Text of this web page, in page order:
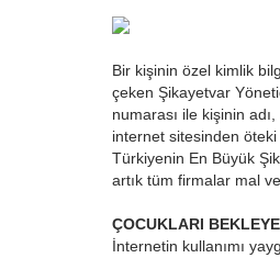
Bir kişinin özel kimlik
çeken Şikayetvar
numarası ile kişinin
internet sitesinden öteki
Türkiyenin En Büyük
artık tüm firmalar mal
ÇOCUKLARI
İnternetin kullanımı